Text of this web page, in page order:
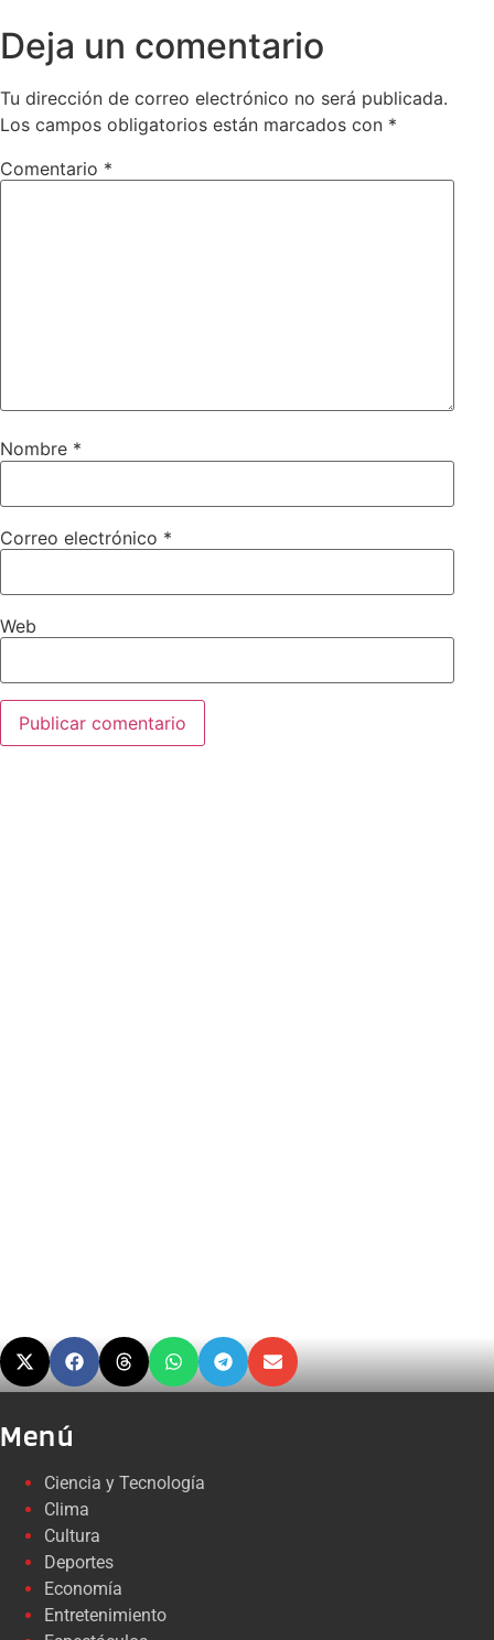
Deja un comentario
Tu dirección de correo electrónico no será publicada.
Los campos obligatorios están marcados con *
Comentario *
Nombre *
Correo electrónico *
Web
Menú
Ciencia y Tecnología
Clima
Cultura
Deportes
Economía
Entretenimiento